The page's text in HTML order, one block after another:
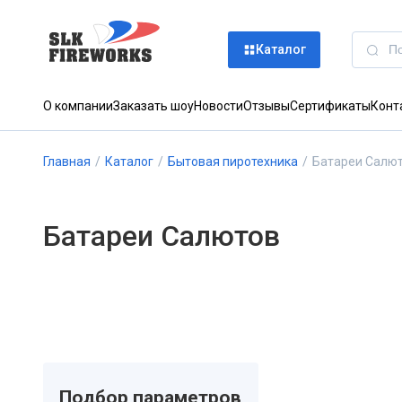
Каталог
О компанииЗаказать шоуНовостиОтзывыСертификаты
Главная / Каталог / Бытовая пиротехника / Батареи
Батареи Салютов
Подбор параметров